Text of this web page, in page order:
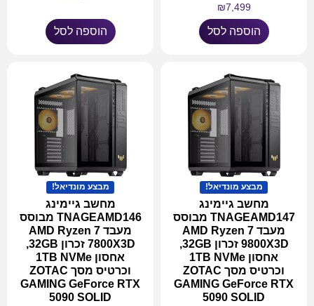
₪7,499
הוספה לסל הוספה לסל
מבצע מונדיאל!
מחשב גיימינג
TNAGEAMD147 מבוסס
מעבד AMD Ryzen 7
9800X3D זכרון 32GB,
אחסון 1TB NVMe
וכרטיס מסך ZOTAC
GAMING GeForce RTX
5090 SOLID
מבצע מונדיאל!
מחשב גיימינג
TNAGEAMD146 מבוסס
מעבד AMD Ryzen 7
7800X3D זכרון 32GB,
אחסון 1TB NVMe
וכרטיס מסך ZOTAC
GAMING GeForce RTX
5090 SOLID